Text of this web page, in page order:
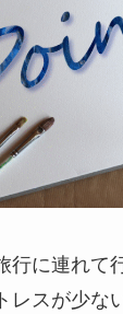
行に連れて
レスが少な